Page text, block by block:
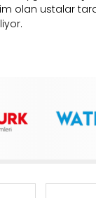
olan ustalar